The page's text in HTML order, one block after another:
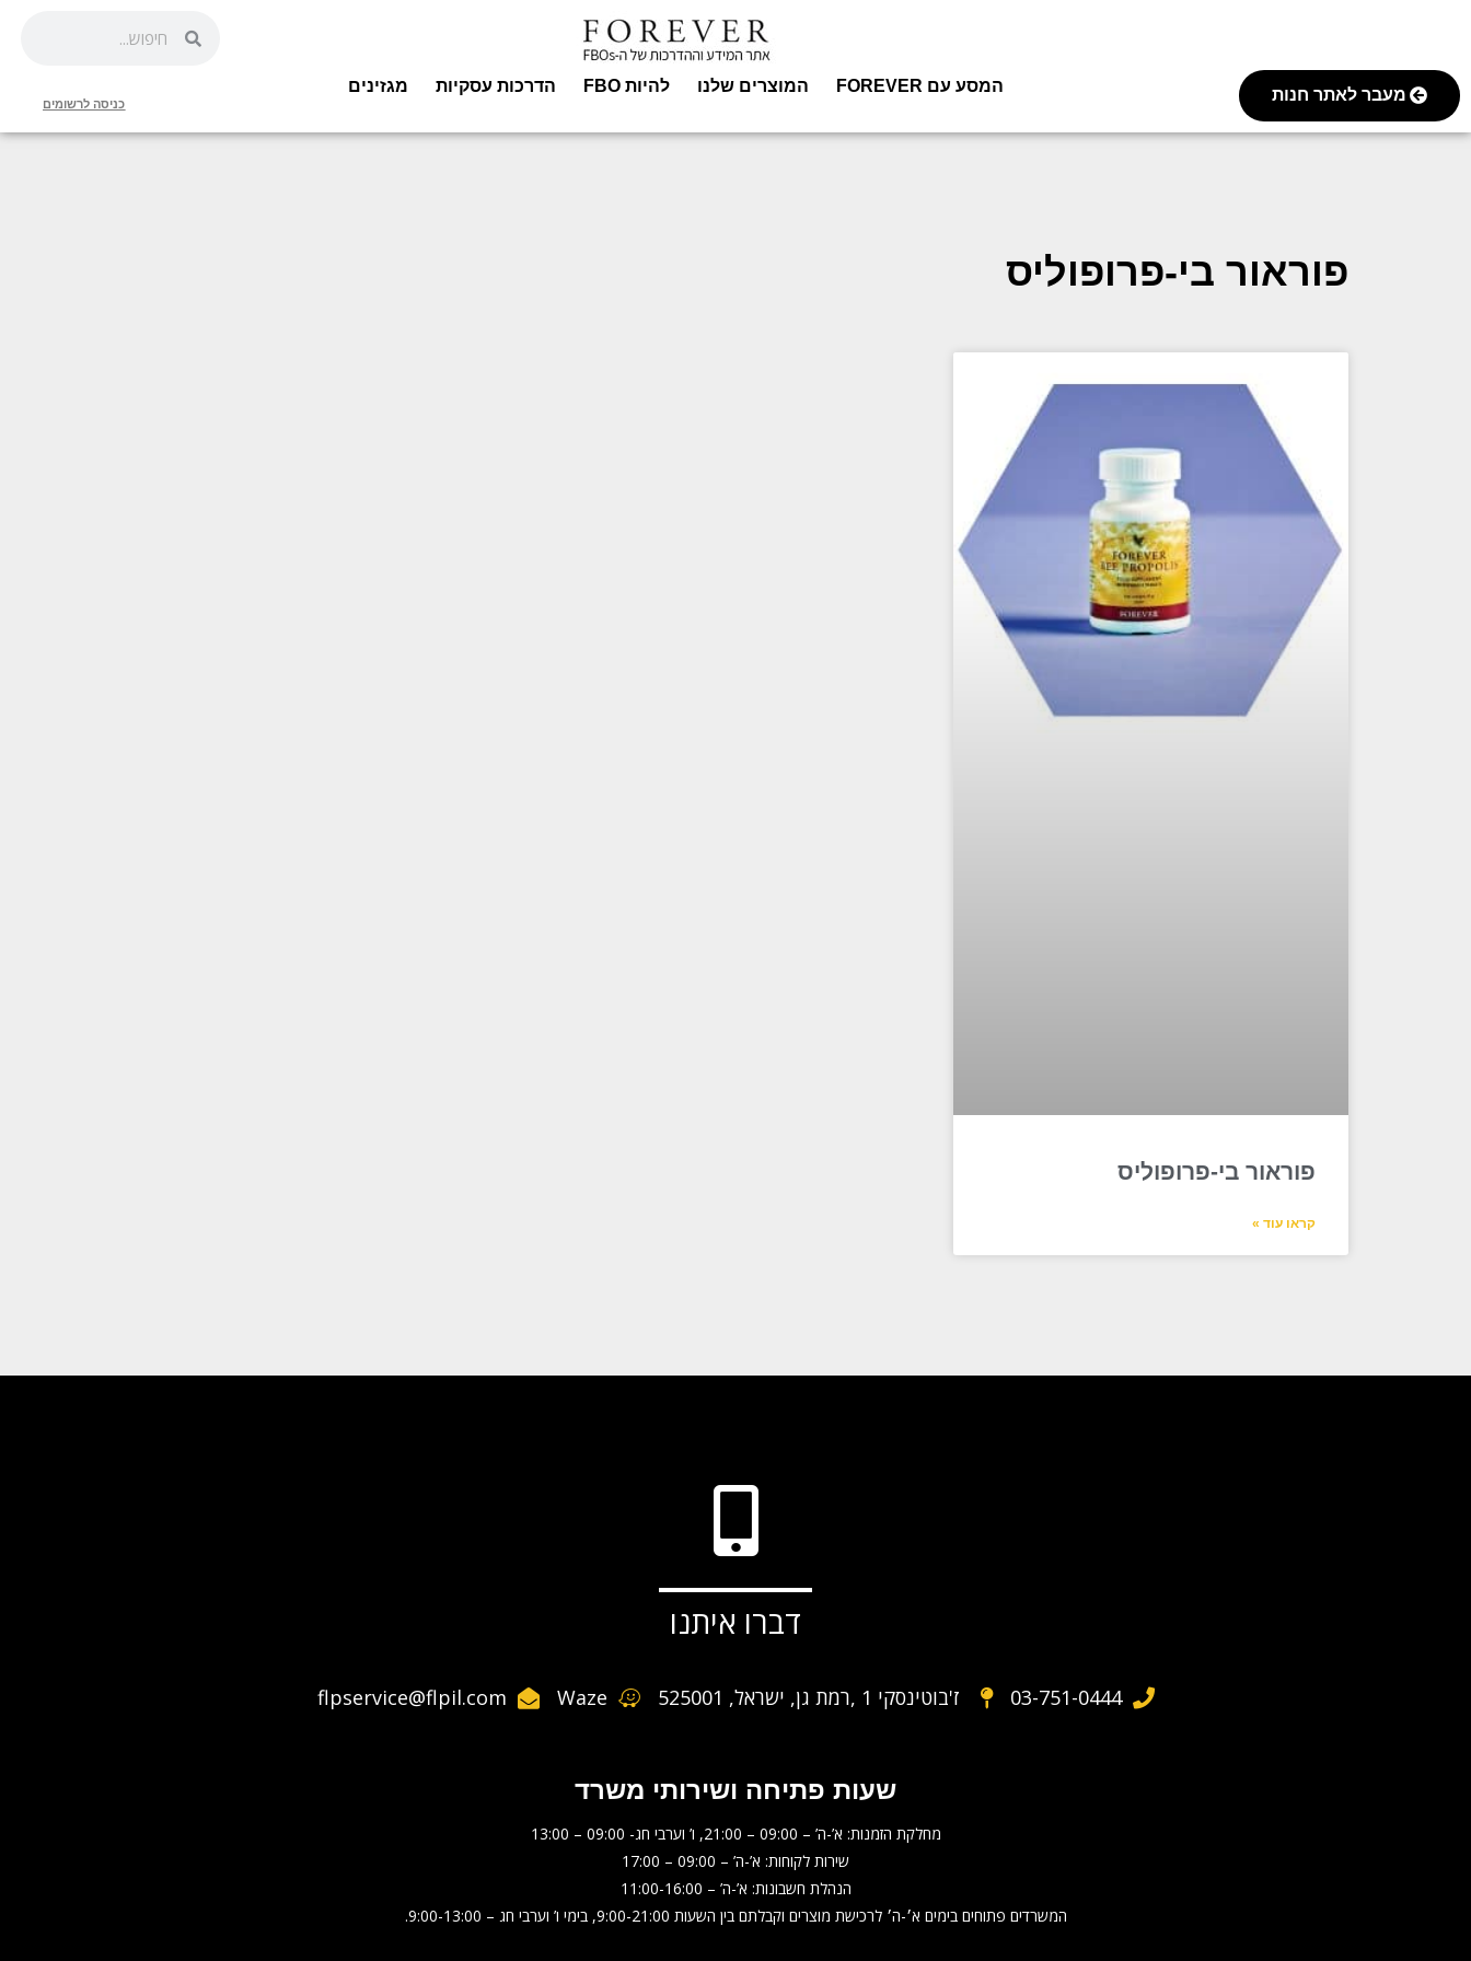
מעבר לאתר חנות המסע עם FOREVER המוצרים שלנו להיות FBO הדרכות עסקיות מגזינים
כניסה לרשומים
פוראור בי-פרופוליס
פוראור בי-פרופוליס
קראו עוד »
דברו איתנו
03-751-0444 ז'בוטינסקי 1 ,רמת גן, ישראל, 525001 Waze
flpservice@flpil.com
שעות פתיחה ושירותי משרד
מחלקת הזמנות: א’-ה’ – 09:00 – 21:00, ו’ וערבי חג- 09:00 – 13:00
שירות לקוחות: א’-ה’ – 09:00 – 17:00
הנהלת חשבונות: א’-ה’ – 11:00-16:00
המשרדים פתוחים בימים א׳-ה׳ לרכישת מוצרים וקבלתם בין השעות 9:00-21:00, בימי ו’ וערבי חג – 9:00-13:00.